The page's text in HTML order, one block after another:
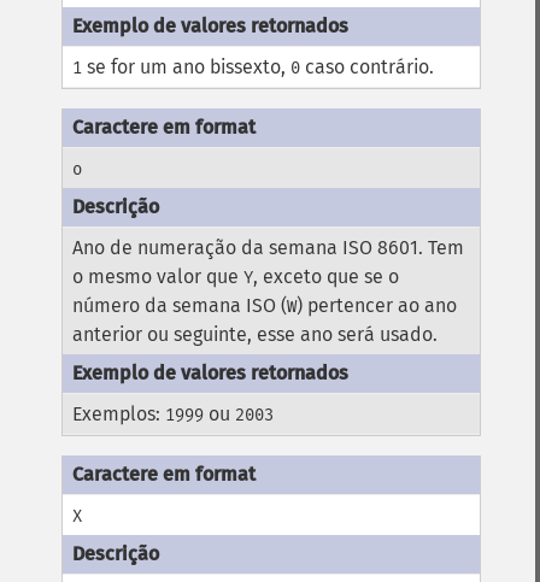
1 se for um ano bissexto, 0 caso contrário.
o
Ano de numeração da semana ISO 8601. Tem
o mesmo valor queY, exceto que se o
número da semana ISO (W) pertencer ao ano
anterior ou seguinte, esse ano será usado.
Exemplos: 1999 ou 2003
X